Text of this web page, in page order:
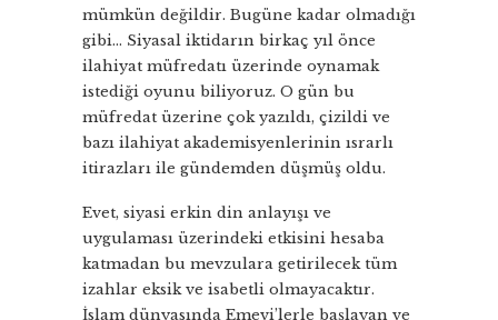
mümkün değildir. Bugüne kadar olmadığı
gibi… Siyasal iktidarın birkaç yıl önce
ilahiyat müfredatı üzerinde oynamak
istediği oyunu biliyoruz. O gün bu
müfredat üzerine çok yazıldı, çizildi ve
bazı ilahiyat akademisyenlerinin ısrarlı
itirazları ile gündemden düşmüş oldu.
Evet, siyasi erkin din anlayışı ve
uygulaması üzerindeki etkisini hesaba
katmadan bu mevzulara getirilecek tüm
izahlar eksik ve isabetli olmayacaktır.
İslam dünyasında Emevi’lerle başlayan ve